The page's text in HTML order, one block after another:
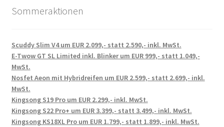
Sommeraktionen
Scuddy Slim V4 um EUR 2.099,- statt 2.590,- inkl. MwSt.
E-Twow GT SL Limited inkl. Blinker um EUR 999,- statt 1.049,-
MwSt.
Nosfet Aeon mit Hybridreifen um EUR 2.599,- statt 2.699,- inkl.
MwSt.
Kingsong S19 Pro um EUR 2.299,- inkl. MwSt.
Kingsong S22 Pro+ um EUR 3.399,- statt 3.499,- inkl. MwSt.
Kingsong KS18XL Pro um EUR 1.799,- statt 1.899,- inkl. MwSt.